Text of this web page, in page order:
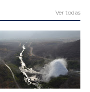
Ver todas